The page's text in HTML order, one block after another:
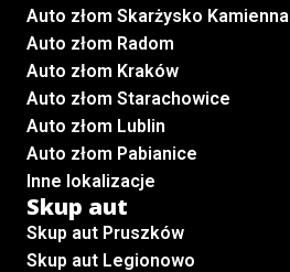
Auto złom Skarżysko Kamienna
Auto złom Radom
Auto złom Kraków
Auto złom Starachowice
Auto złom Lublin
Auto złom Pabianice
Inne lokalizacje
Skup aut
Skup aut Pruszków
Skup aut Legionowo